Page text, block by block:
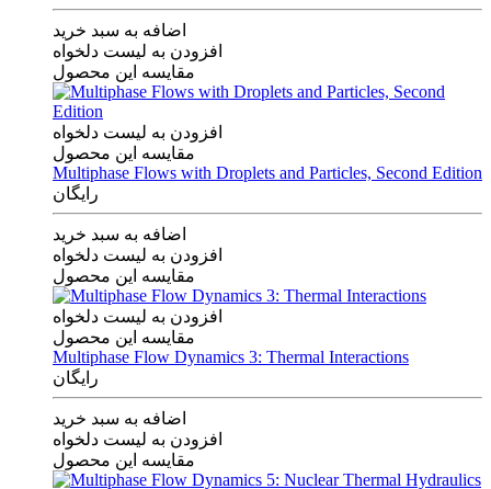
اضافه به سبد خرید
افزودن به لیست دلخواه
مقایسه این محصول
افزودن به لیست دلخواه
مقایسه این محصول
Multiphase Flows with Droplets and Particles, Second Edition
رایگان
اضافه به سبد خرید
افزودن به لیست دلخواه
مقایسه این محصول
افزودن به لیست دلخواه
مقایسه این محصول
Multiphase Flow Dynamics 3: Thermal Interactions
رایگان
اضافه به سبد خرید
افزودن به لیست دلخواه
مقایسه این محصول